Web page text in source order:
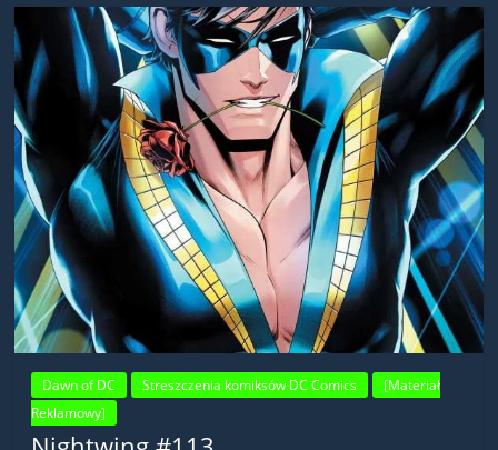
Dawn of DC Streszczenia komiksów DC Comics
[Materiał
Reklamowy]